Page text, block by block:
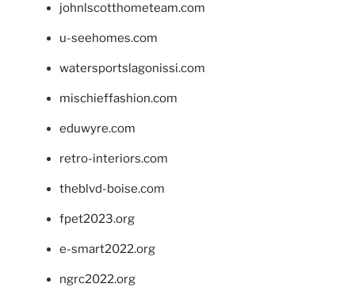
johnlscotthometeam.com
u-seehomes.com
watersportslagonissi.com
mischieffashion.com
eduwyre.com
retro-interiors.com
theblvd-boise.com
fpet2023.org
e-smart2022.org
ngrc2022.org